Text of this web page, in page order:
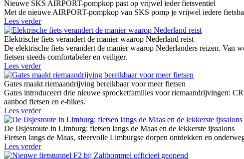
Nieuwe SKS AIRPORT-pompkop past op vrijwel ieder fietsventiel
Met de nieuwe AIRPORT-pompkop van SKS pomp je vrijwel iedere
Lees verder
Elektrische fiets verandert de manier waarop Nederland reist
De elektrische fiets verandert de manier waarop Nederlanders reizen. Van
fietsen steeds comfortabeler en veiliger.
Lees verder
Gates maakt riemaandrijving bereikbaar voor meer fietsen
Gates introduceert drie nieuwe sprocketfamilies voor riemaandrijvingen:
aanbod fietsen en e-bikes.
Lees verder
De IJsjesroute in Limburg: fietsen langs de Maas en de lekkerste ijssalons
Fietsen langs de Maas, sfeervolle Limburgse dorpen ontdekken en
Lees verder